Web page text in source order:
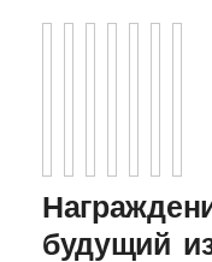
будущий